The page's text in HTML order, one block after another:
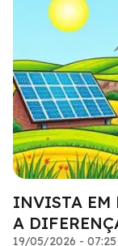
INVISTA EM
A
19/05/2026 - 07:25